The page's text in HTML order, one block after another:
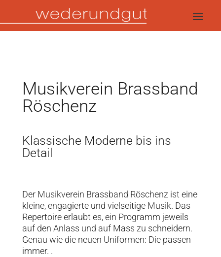
Musikverein Brassband
Röschenz
Klassische Moderne bis ins
Detail
Der Musikverein Brassband Röschenz ist eine
kleine, engagierte und vielseitige Musik. Das
Repertoire erlaubt es, ein Programm jeweils
auf den Anlass und auf Mass zu schneidern.
Genau wie die neuen Uniformen: Die passen
immer. .